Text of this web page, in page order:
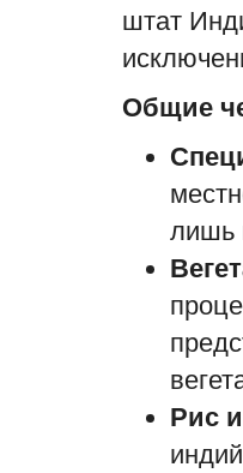
штат
Общие
лишь
Рис